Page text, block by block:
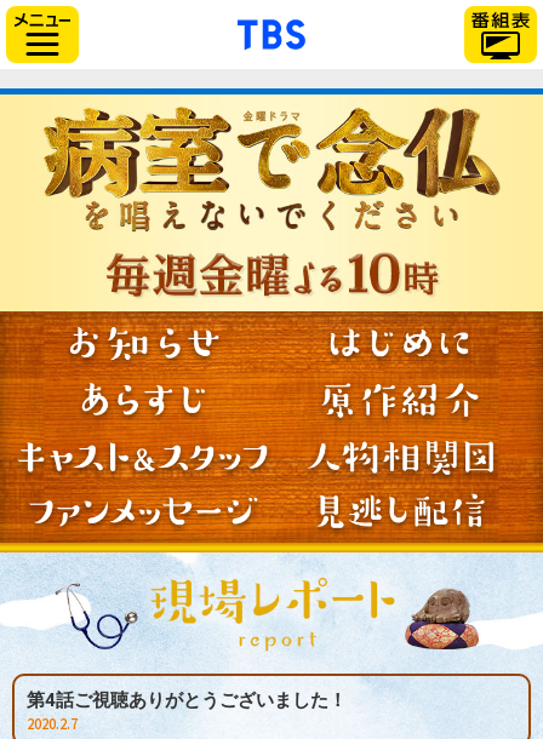
「TBSテレビ」トップ
第4話ご視聴ありがとうございました！
2020.2.7